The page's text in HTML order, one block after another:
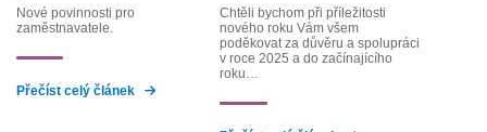
Nové povinnosti pro
zaměstnavatele.
Přečíst celý článek
Chtěli bychom při příležitosti
nového roku Vám všem
poděkovat za důvěru a spolupráci
v roce 2025 a do začínajícího
roku…